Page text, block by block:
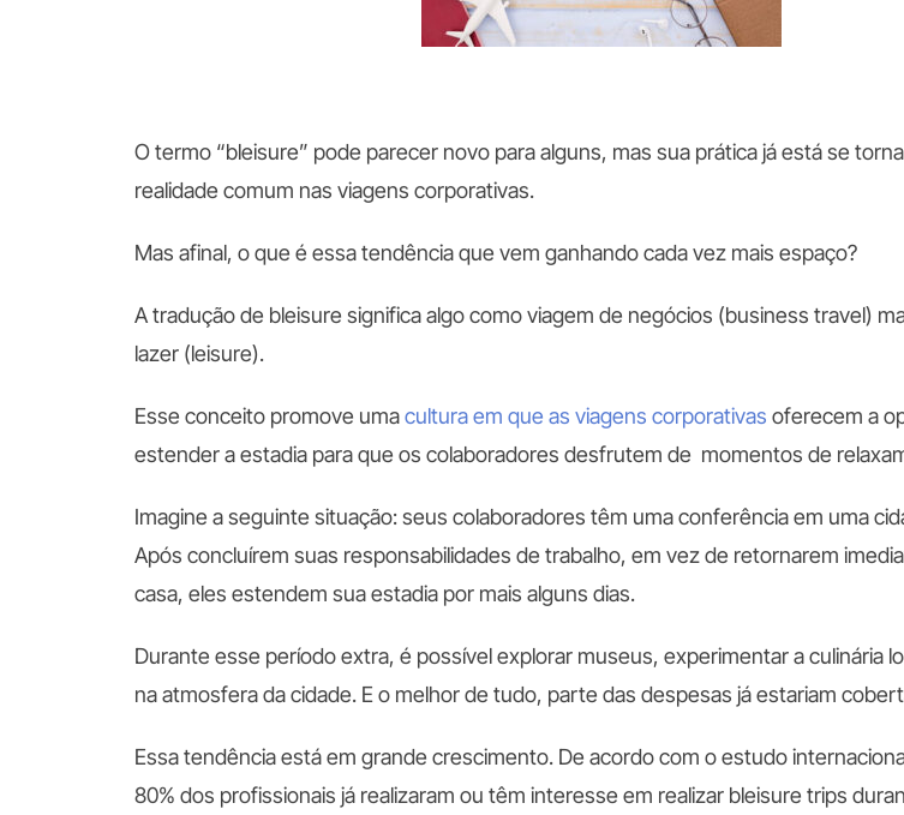
O termo “bleisure” pode parecer novo para alguns, mas sua prática já está se
realidade comum nas viagens corporativas.
Mas afinal, o que é essa tendência que vem ganhando cada vez mais espaço?
A tradução de bleisure significa algo como viagem de negócios (business travel)
lazer (leisure).
Esse conceito promove umacultura em que as viagens corporativas oferecem a
estender a estadia para que os colaboradores desfrutem de momentos de
Imagine a seguinte situação: seus colaboradores têm uma conferência em uma
Após concluírem suas responsabilidades de trabalho, em vez de retornarem
casa, eles estendem sua estadia por mais alguns dias.
Durante esse período extra, é possível explorar museus, experimentar a culinária
na atmosfera da cidade. E o melhor de tudo, parte das despesas já estariam
Essa tendência está em grande crescimento. De acordo com o estudo
80% dos profissionais já realizaram ou têm interesse em realizar bleisure trips